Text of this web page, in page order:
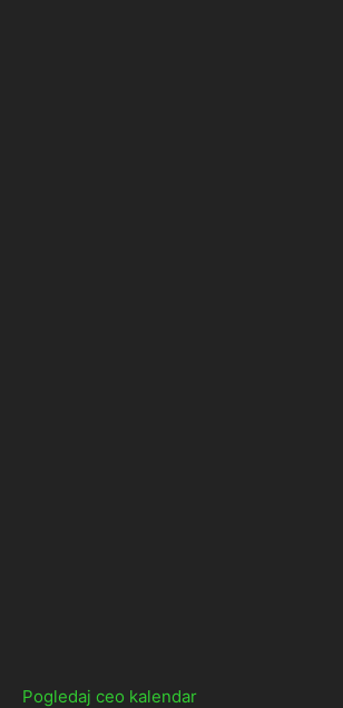
Pogledaj ceo kalendar